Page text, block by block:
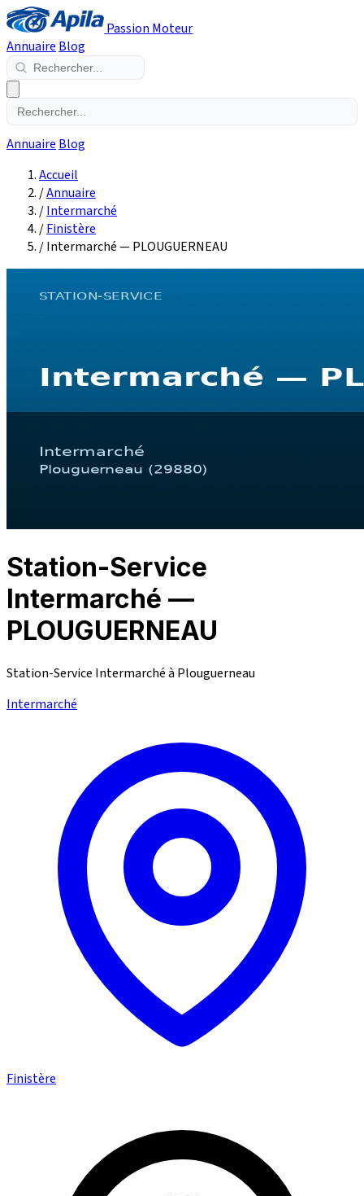
Passion Moteur
Annuaire Blog
Annuaire Blog
Accueil
/Annuaire
/Intermarché
/Finistère
/Intermarché — PLOUGUERNEAU
Station-Service
Intermarché —
PLOUGUERNEAU
Station-Service Intermarché à Plouguerneau
Intermarché
Finistère